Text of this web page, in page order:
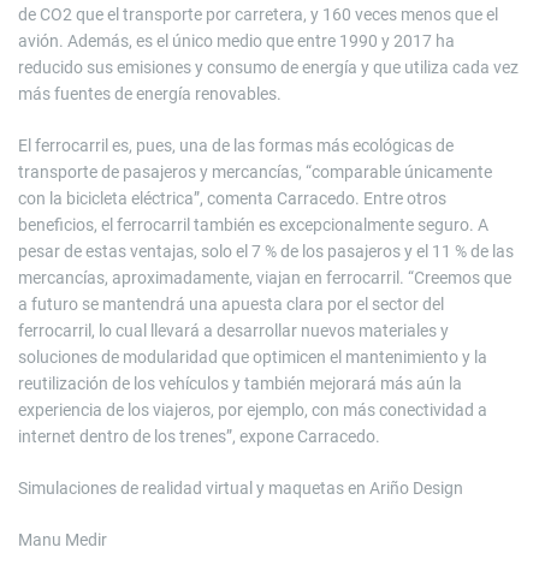
de CO2 que el transporte por carretera, y 160 veces menos que el
avión. Además, es el único medio que entre 1990 y 2017 ha
reducido sus emisiones y consumo de energía y que utiliza cada vez
más fuentes de energía renovables.
El ferrocarril es, pues, una de las formas más ecológicas de
transporte de pasajeros y mercancías, “comparable únicamente
con la bicicleta eléctrica”, comenta Carracedo. Entre otros
beneficios, el ferrocarril también es excepcionalmente seguro. A
pesar de estas ventajas, solo el 7 % de los pasajeros y el 11 % de las
mercancías, aproximadamente, viajan en ferrocarril. “Creemos que
a futuro se mantendrá una apuesta clara por el sector del
ferrocarril, lo cual llevará a desarrollar nuevos materiales y
soluciones de modularidad que optimicen el mantenimiento y la
reutilización de los vehículos y también mejorará más aún la
experiencia de los viajeros, por ejemplo, con más conectividad a
internet dentro de los trenes”, expone Carracedo.
Simulaciones de realidad virtual y maquetas en Ariño Design
Manu Medir